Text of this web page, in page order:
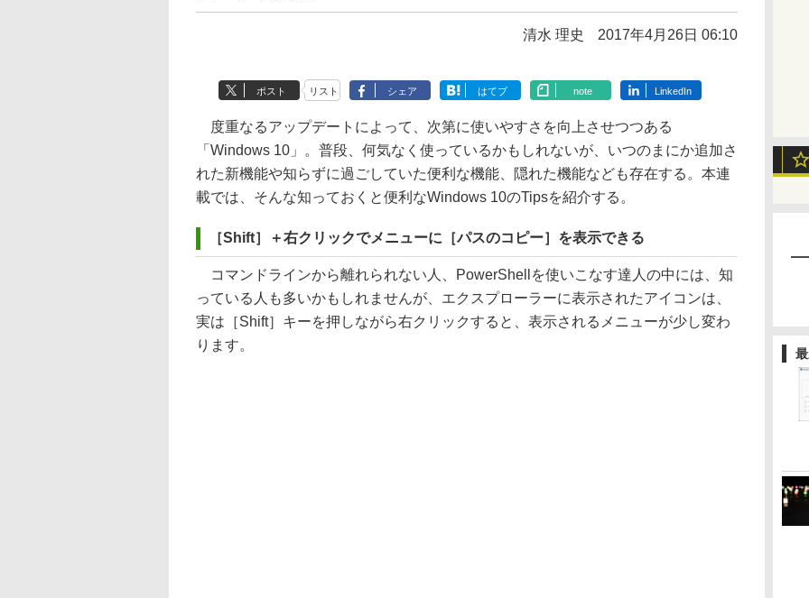
清水 理史 2017年4月26日 06:10
ポスト リスト シェア はてブ note LinkedIn
度重なるアップデートによって、次第に使いやすさを向上させつつある
「Windows 10」。普段、何気なく使っているかもしれないが、いつのまにか追加さ
れた新機能や知らずに過ごしていた便利な機能、隠れた機能なども存在する。本連
載では、そんな知っておくと便利なWindows 10のTipsを紹介する。
［Shift］＋右クリックでメニューに［パスのコピー］を表示できる
コマンドラインから離れられない人、PowerShellを使いこなす達人の中には、知
っている人も多いかもしれませんが、エクスプローラーに表示されたアイコンは、
実は［Shift］キーを押しながら右クリックすると、表示されるメニューが少し変わ
ります。